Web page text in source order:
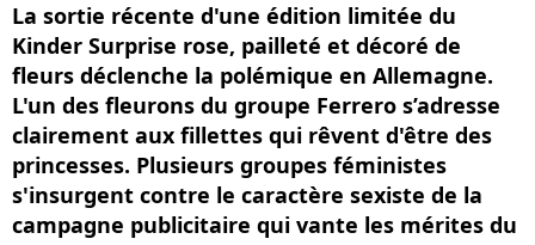
La sortie récente d'une édition limitée du
Kinder Surprise rose, pailleté et décoré de
fleurs déclenche la polémique en Allemagne.
L'un des fleurons du groupe Ferrero s’adresse
clairement aux fillettes qui rêvent d'être des
princesses. Plusieurs groupes féministes
s'insurgent contre le caractère sexiste de la
campagne publicitaire qui vante les mérites du